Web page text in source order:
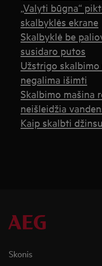
„Valyti būgna“
skalbyklės ekrane
Skalbyklė be
susidaro putos
Užstrigo
negalima išimti
Skalbimo mašina
neišleidžia
Kaip skalbti
Skonis